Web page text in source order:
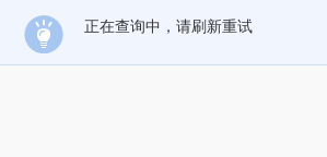
正在查询中，请刷新重试